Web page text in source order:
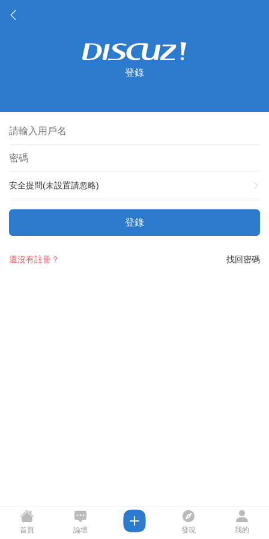
登錄
安全提問(未設置請忽略)
登錄
找回密碼
還沒有註冊？
首頁 論壇 發現 我的